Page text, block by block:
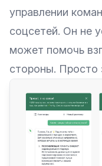
управлении
соцсетей. Он не
может помочь
стороны. Просто